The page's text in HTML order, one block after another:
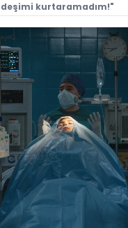
kurtaramadım!"